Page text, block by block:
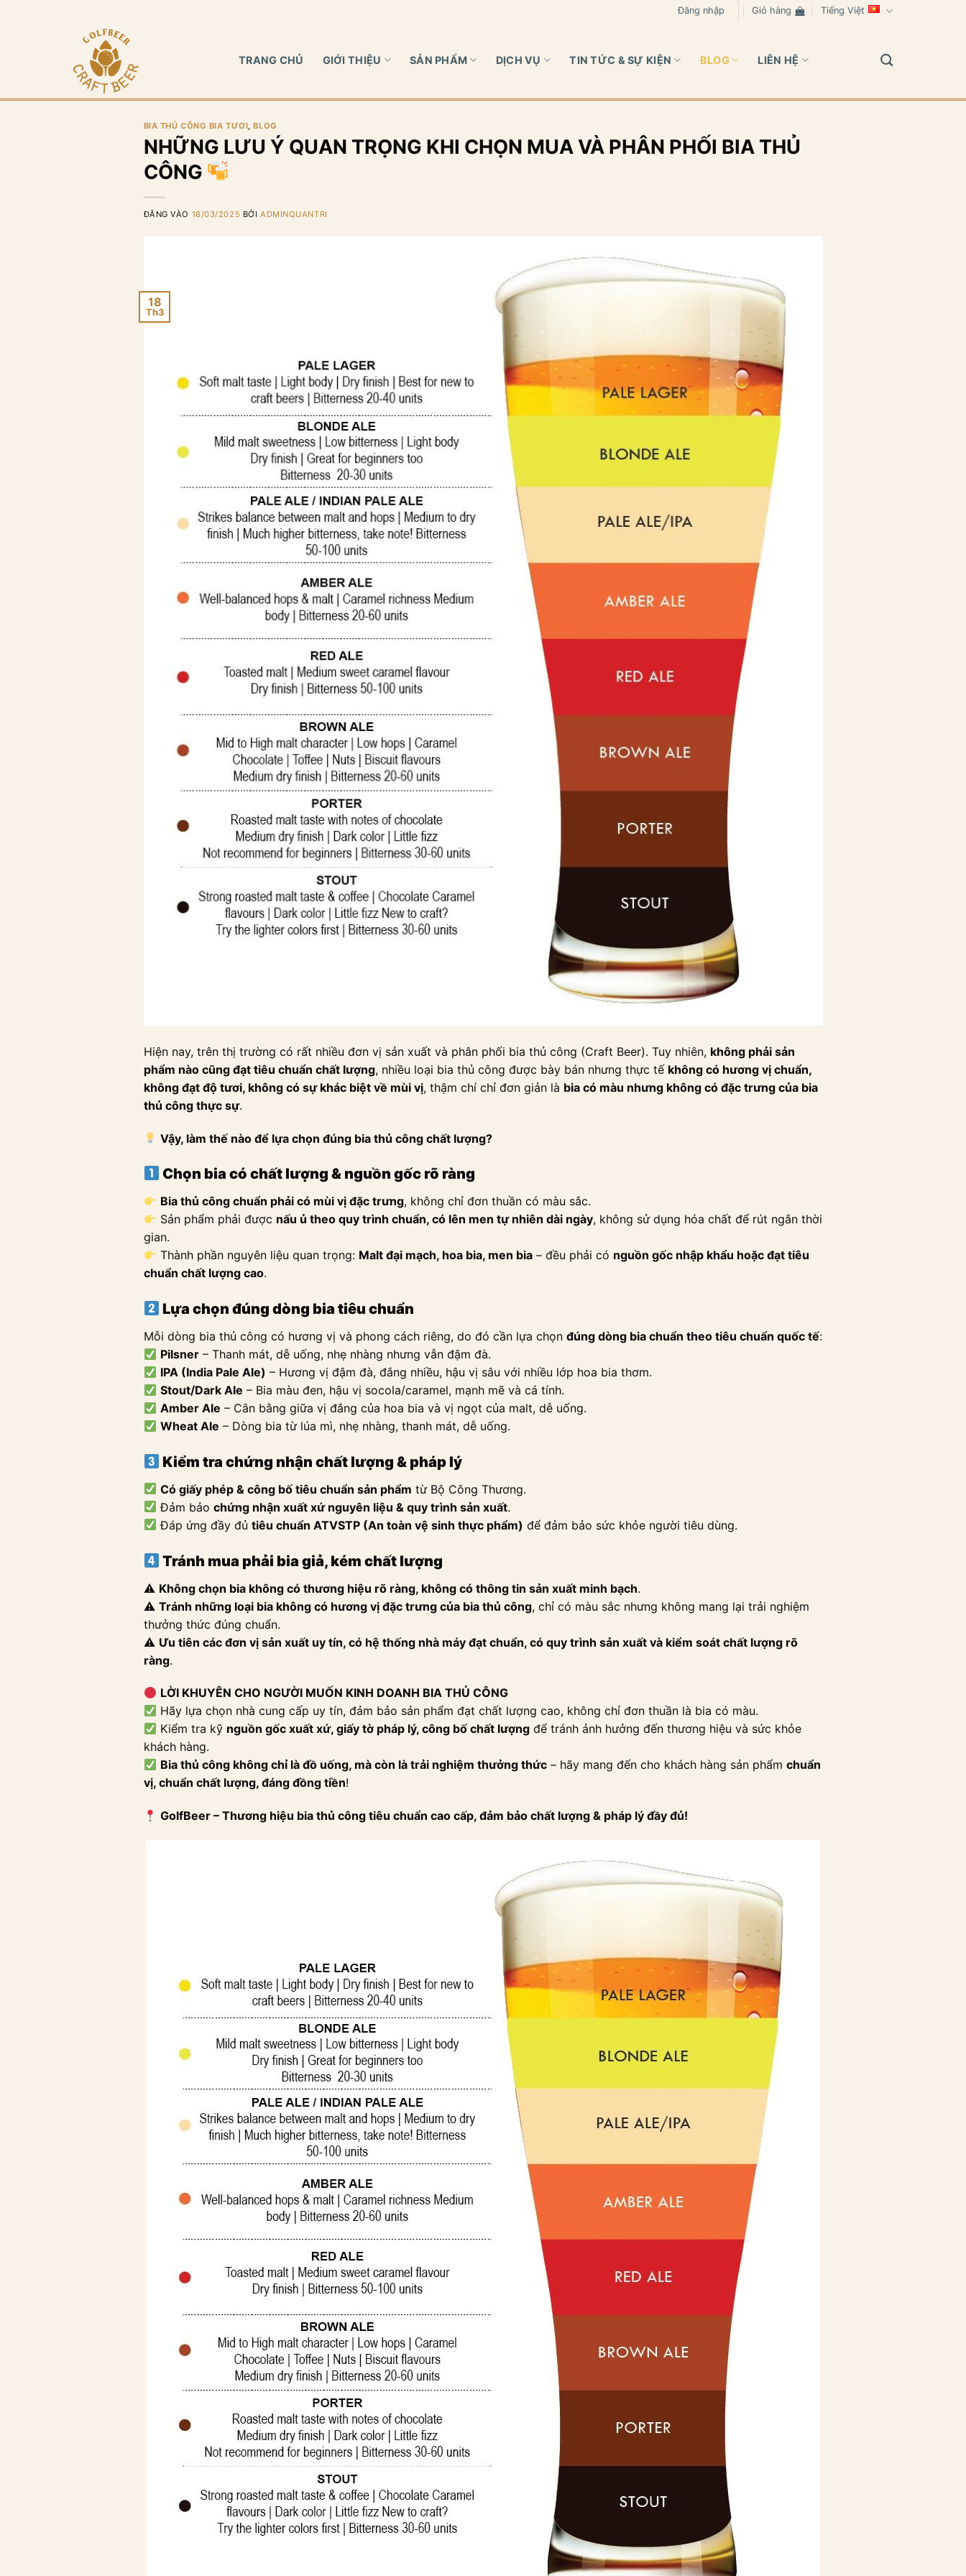
Đăng nhập Giỏ hàng Tiếng Việt
TRANG CHỦ GIỚI THIỆU SẢN PHẨM DỊCH VỤ TIN TỨC & SỰ KIỆN BLOG LIÊN HỆ
BIA THỦ CÔNG BIA TƯƠI,BLOG
NHỮNG LƯU Ý QUAN TRỌNG KHI CHỌN MUA VÀ PHÂN PHỐI BIA THỦ
CÔNG
ĐĂNG VÀO 18/03/2025 BỞI ADMINQUANTRI
18
Th3
Hiện nay, trên thị trường có rất nhiều đơn vị sản xuất và phân phối bia thủ công (Craft Beer). Tuy nhiên, không phải sản
phẩm nào cũng đạt tiêu chuẩn chất lượng, nhiều loại bia thủ công được bày bán nhưng thực tế không có hương vị chuẩn,
không đạt độ tươi, không có sự khác biệt về mùi vị, thậm chí chỉ đơn giản là bia có màu nhưng không có đặc trưng của bia
thủ công thực sự.
Vậy, làm thế nào để lựa chọn đúng bia thủ công chất lượng?
Chọn bia có chất lượng & nguồn gốc rõ ràng
Bia thủ công chuẩn phải có mùi vị đặc trưng, không chỉ đơn thuần có màu sắc.
Sản phẩm phải được nấu ủ theo quy trình chuẩn, có lên men tự nhiên dài ngày, không sử dụng hóa chất để rút ngắn thời
gian.
Thành phần nguyên liệu quan trọng: Malt đại mạch, hoa bia, men bia– đều phải có nguồn gốc nhập khẩu hoặc đạt tiêu
chuẩn chất lượng cao.
Lựa chọn đúng dòng bia tiêu chuẩn
Mỗi dòng bia thủ công có hương vị và phong cách riêng, do đó cần lựa chọn đúng dòng bia chuẩn theo tiêu chuẩn quốc tế:
Pilsner– Thanh mát, dễ uống, nhẹ nhàng nhưng vẫn đậm đà.
IPA (India Pale Ale) – Hương vị đậm đà, đắng nhiều, hậu vị sâu với nhiều lớp hoa bia thơm.
Stout/Dark Ale – Bia màu đen, hậu vị socola/caramel, mạnh mẽ và cá tính.
Amber Ale – Cân bằng giữa vị đắng của hoa bia và vị ngọt của malt, dễ uống.
Wheat Ale – Dòng bia từ lúa mì, nhẹ nhàng, thanh mát, dễ uống.
Kiểm tra chứng nhận chất lượng & pháp lý
Có giấy phép & công bố tiêu chuẩn sản phẩm từ Bộ Công Thương.
Đảm bảo chứng nhận xuất xứ nguyên liệu & quy trình sản xuất.
Đáp ứng đầy đủ tiêu chuẩn ATVSTP (An toàn vệ sinh thực phẩm) để đảm bảo sức khỏe người tiêu dùng.
Tránh mua phải bia giả, kém chất lượng
⚠ Không chọn bia không có thương hiệu rõ ràng, không có thông tin sản xuất minh bạch.
⚠ Tránh những loại bia không có hương vị đặc trưng của bia thủ công, chỉ có màu sắc nhưng không mang lại trải nghiệm
thưởng thức đúng chuẩn.
⚠ Ưu tiên các đơn vị sản xuất uy tín, có hệ thống nhà máy đạt chuẩn, có quy trình sản xuất và kiểm soát chất lượng rõ
ràng.
LỜI KHUYÊN CHO NGƯỜI MUỐN KINH DOANH BIA THỦ CÔNG
Hãy lựa chọn nhà cung cấp uy tín, đảm bảo sản phẩm đạt chất lượng cao, không chỉ đơn thuần là bia có màu.
Kiểm tra kỹ nguồn gốc xuất xứ, giấy tờ pháp lý, công bố chất lượngđể tránh ảnh hưởng đến thương hiệu và sức khỏe
khách hàng.
Bia thủ công không chỉ là đồ uống, mà còn là trải nghiệm thưởng thức– hãy mang đến cho khách hàng sản phẩm chuẩn
vị, chuẩn chất lượng, đáng đồng tiền!
GolfBeer – Thương hiệu bia thủ công tiêu chuẩn cao cấp, đảm bảo chất lượng & pháp lý đầy đủ!